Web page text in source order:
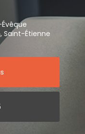
Saint-Étienne